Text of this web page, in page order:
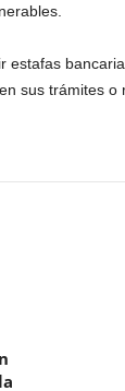
estafas
sus trámites o